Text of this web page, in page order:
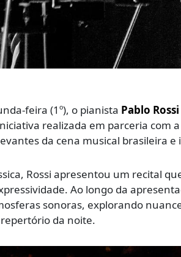
feira (1º), o pianista Pablo Rossi
realizada em parceria com
da cena musical brasileira
Rossi apresentou um recital
Ao longo da
sonoras, explorando
da noite.